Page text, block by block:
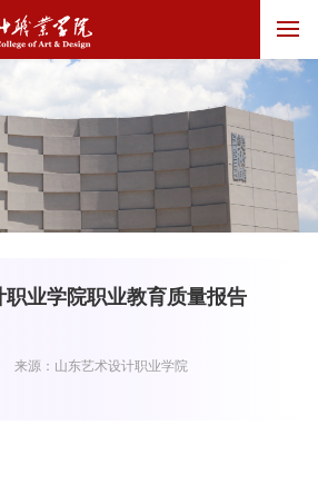
职业学院职业教育质量报告
来源：山东艺术设计职业学院